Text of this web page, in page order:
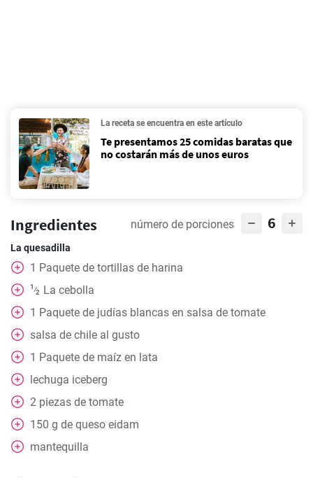
La receta se encuentra en este artículo
Te presentamos 25 comidas baratas que
no costarán más de unos euros
Ingredientes número de porciones 6
La quesadilla
1 Paquete de tortillas de harina
1⁄2
La cebolla
1 Paquete de judías blancas en salsa de tomate
salsa de chile al gusto
1 Paquete de maíz en lata
lechuga iceberg
2 piezas de tomate
150 g de queso eidam
mantequilla